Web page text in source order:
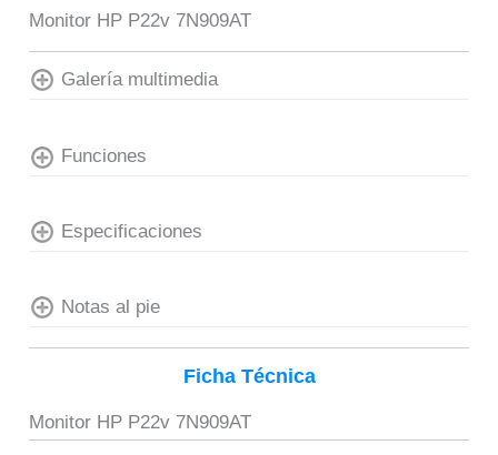
Monitor HP P22v 7N909AT
Galería multimedia
Funciones
Especificaciones
Notas al pie
Ficha Técnica
Monitor HP P22v 7N909AT